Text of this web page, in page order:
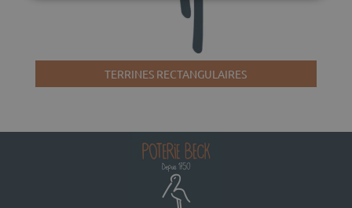
TERRINES RECTANGULAIRES